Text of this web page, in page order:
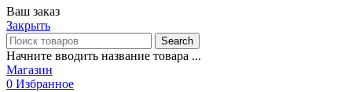
Ваш заказ
Закрыть
Search
Начните вводить название товара ...
Магазин
0 Избранное